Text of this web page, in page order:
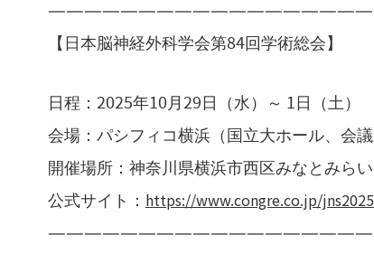
【日本脳神経外科学会第84回学術総会】
日程：2025年10月29日（水）～ 1日（土）
会場：パシフィコ横浜（国立大ホール、会議
開催場所：神奈川県横浜市西区みなとみら
公式サイト： https://www.congre.co.jp/